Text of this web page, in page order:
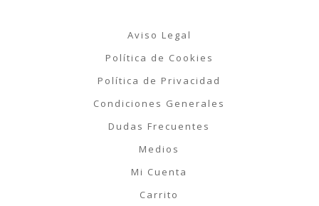
Aviso Legal
Política de Cookies
Política de Privacidad
Condiciones Generales
Dudas Frecuentes
Medios
Mi Cuenta
Carrito